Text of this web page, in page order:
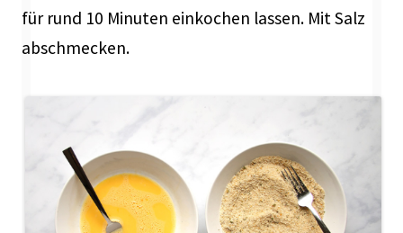
für rund 10 Minuten einkochen lassen. Mit Salz
abschmecken.